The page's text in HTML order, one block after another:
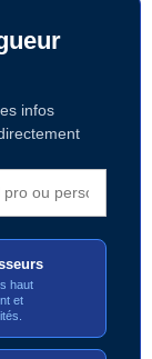
infos
haut
et